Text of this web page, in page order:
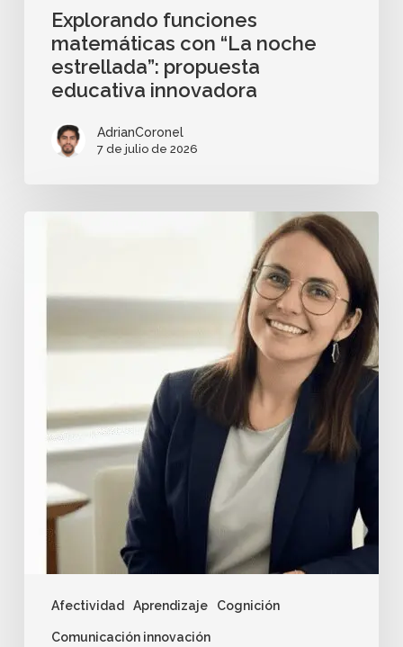
Explorando funciones
matemáticas con “La noche
estrellada”: propuesta
educativa innovadora
AdrianCoronel
7 de julio de 2026
Afectividad Aprendizaje Cognición
Comunicación innovación